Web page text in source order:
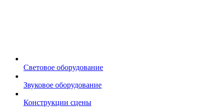
Световое оборудование
Звуковое оборудование
Конструкции сцены